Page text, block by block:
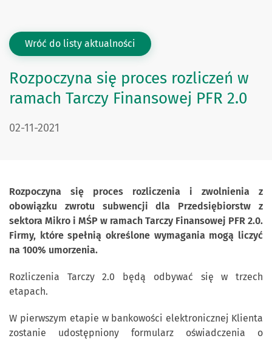
Wróć do listy aktualności
Rozpoczyna się proces rozliczeń w
ramach Tarczy Finansowej PFR 2.0
DATA PUBLIKACJI:
02-11-2021
Rozpoczyna się proces rozliczenia i zwolnienia z
obowiązku zwrotu subwencji dla Przedsiębiorstw z
sektora Mikro i MŚP w ramach Tarczy Finansowej PFR 2.0.
Firmy, które spełnią określone wymagania mogą liczyć
na 100% umorzenia.
Rozliczenia Tarczy 2.0 będą odbywać się w trzech
etapach.
W pierwszym etapie w bankowości elektronicznej Klienta
zostanie udostępniony formularz oświadczenia o